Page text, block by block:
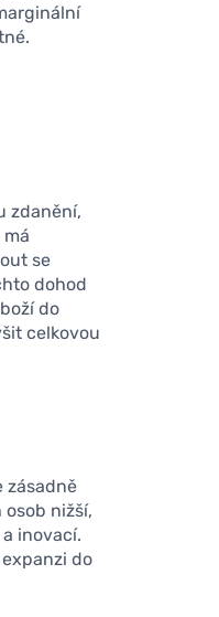
zdanění,
se
dohod
do
celkovou
zásadně
nižší,
inovací.
do